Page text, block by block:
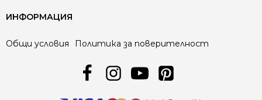
ИНФОРМАЦИЯ
Общи условия Политика за поверителност